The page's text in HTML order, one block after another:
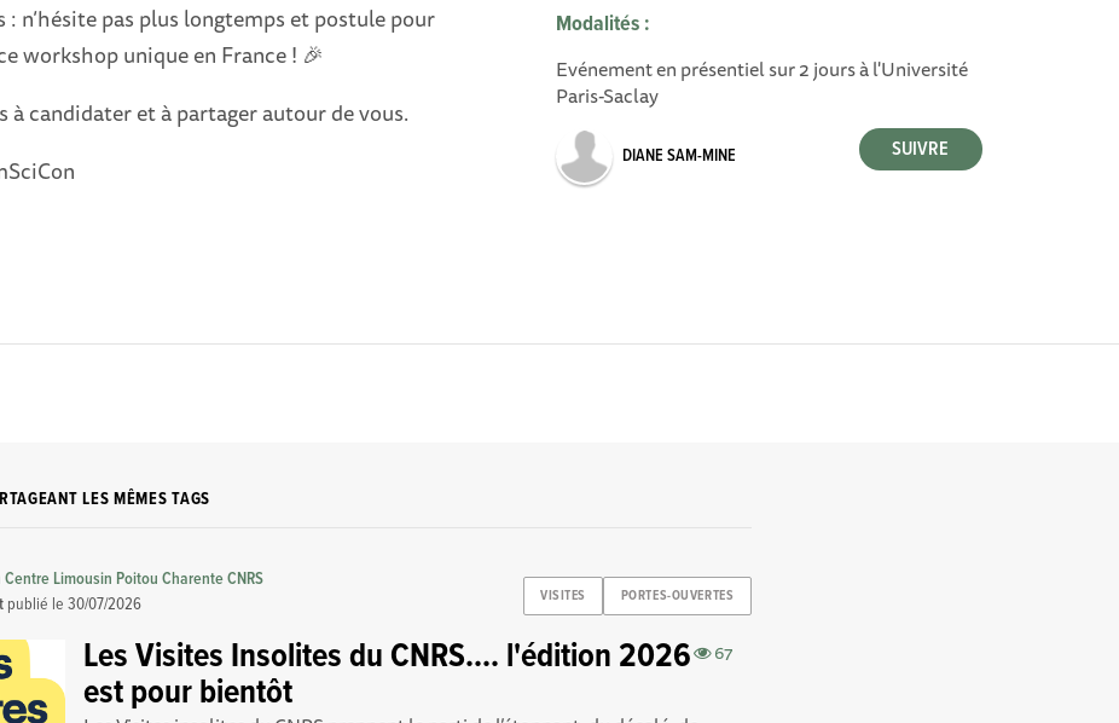
: n’hésite pas plus longtemps et postule pour
workshop unique en France ! 🎉
à candidater et à partager autour de vous.
Modalités :
Evénement en présentiel sur 2 jours à l'Université
Paris-Saclay
DIANE SAM-MINE
LES MÊMES TAGS
VISITES PORTES-OUVERTES
Limousin Poitou Charente CNRS
publié le30/07/2026
67
Les Visites Insolites du CNRS.... l'édition 2026
est pour bientôt